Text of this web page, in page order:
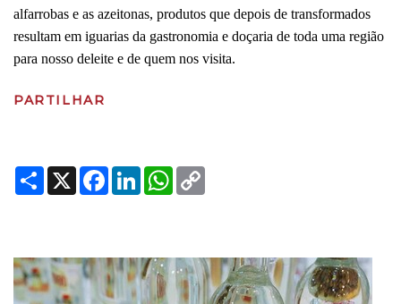
alfarrobas e as azeitonas, produtos que depois de transformados
resultam em iguarias da gastronomia e doçaria de toda uma região
para nosso deleite e de quem nos visita.
PARTILHAR
Share
X Facebook
LinkedInWhatsApp